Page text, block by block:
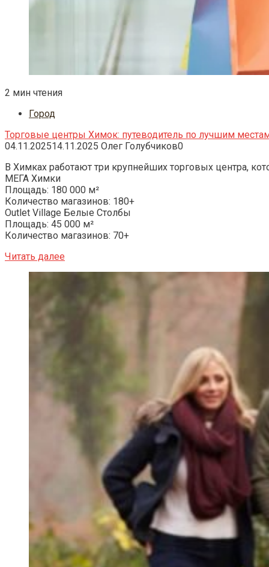
2 мин чтения
Город
Торговые центры Химок: путеводитель по лучшим
04.11.202514.11.2025 Олег Голубчиков0
В Химках работают три крупнейших торговых центра,
МЕГА Химки
Площадь: 180 000 м²
Количество магазинов: 180+
Outlet Village Белые Столбы
Площадь: 45 000 м²
Количество магазинов: 70+
Читать далее